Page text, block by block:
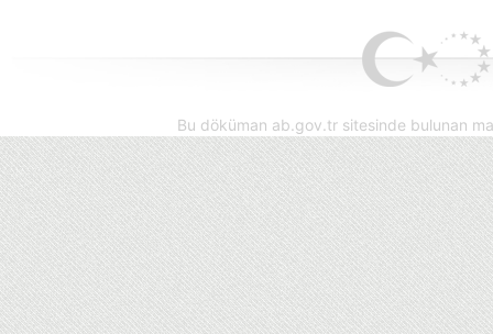
Bu döküman ab.gov.tr sitesinde bulunan